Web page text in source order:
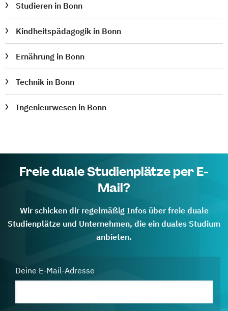
Studieren in Bonn
Kindheitspädagogik in Bonn
Ernährung in Bonn
Technik in Bonn
Ingenieurwesen in Bonn
Freie duale Studienplätze per E-
Mail?
Wir schicken dir regelmäßig Infos über freie duale
Studienplätze und Unternehmen, die ein duales Studium
anbieten.
Deine E-Mail-Adresse